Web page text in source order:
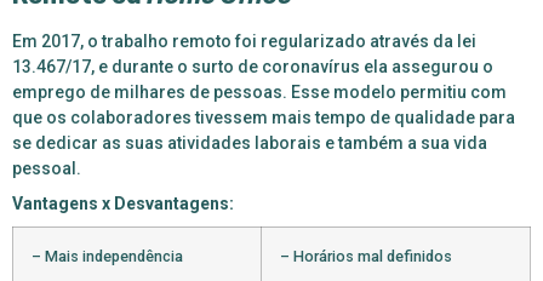
Em 2017, o trabalho remoto foi regularizado através da lei
13.467/17, e durante o surto de coronavírus ela assegurou o
emprego de milhares de pessoas. Esse modelo permitiu com
que os colaboradores tivessem mais tempo de qualidade para
se dedicar as suas atividades laborais e também a sua vida
pessoal.
Vantagens x Desvantagens:
– Mais independência – Horários mal definidos